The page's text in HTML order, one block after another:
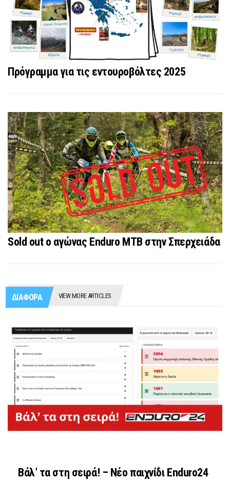
Πρόγραμμα για τις εντουροβόλτες 2025
Sold out ο αγώνας Enduro MTB στην Σπερχειάδα
ΔΙΑΦΟΡΑ VIEW MORE ARTICLES
Βάλ’ τα στη σειρά! – Νέο παιχνίδι Enduro24